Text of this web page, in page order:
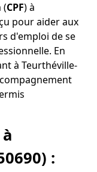
(CPF) à
pour aider aux
d'emploi de se
En
à Teurthéville-
: